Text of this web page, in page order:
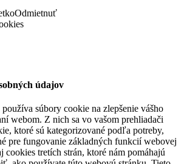
Odmietnuť
údajov
súbory cookie na zlepšenie vášho
webom. Z nich sa vo vašom prehliadači
ktoré sú kategorizované podľa potreby,
pre fungovanie základných funkcií webovej
cookies tretích strán, ktoré nám pomáhajú